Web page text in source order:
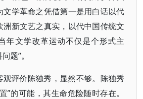
文学革命之凭借第一是用白话以代
洲新文艺之真实，以代中国传统文
年文学改革运动不仅是个形式主
题”。
观评价陈独秀，显然不够。陈独秀
”的可能，其生命危险随时存在。